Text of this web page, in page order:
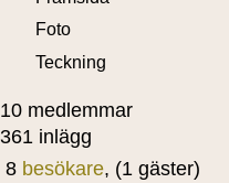
Foto
Teckning
10 medlemmar
361 inlägg
8 besökare, (1 gäster)